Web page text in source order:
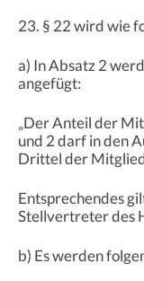
23. § 22 wird wie
a) In Absatz 2
angefügt:
„Der Anteil der
und 2 darf in den
Drittel der
Entsprechendes
Stellvertreter des
b) Es werden